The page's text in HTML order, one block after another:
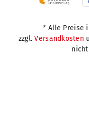
* Alle Preise
zzgl.Versandkosten